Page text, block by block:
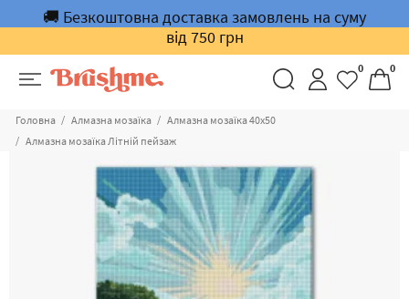
🚚 Безкоштовна доставка замовлень на суму
від 750 грн
0 0
Головна Алмазна мозаїка
Алмазна мозаїка 40х50
Алмазна мозаїка Літній пейзаж